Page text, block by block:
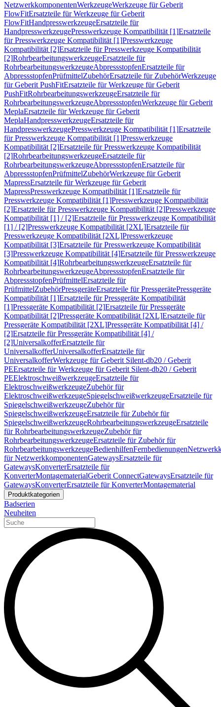
NetzwerkkomponentenWerkzeugeWerkzeuge für Geberit
FlowFitErsatzteile für Werkzeuge für Geberit
FlowFitHandpresswerkzeugeErsatzteile für
HandpresswerkzeugePresswerkzeuge Kompatibilität [1]Ersatzteile
für Presswerkzeuge Kompatibilität [1]Presswerkzeuge
Kompatibilität [2]Ersatzteile für Presswerkzeuge Kompatibilität
[2]RohrbearbeitungswerkzeugeErsatzteile für
RohrbearbeitungswerkzeugeAbpressstopfenErsatzteile für
AbpressstopfenPrüfmittelZubehörErsatzteile für ZubehörWerkzeuge
für Geberit PushFitErsatzteile für Werkzeuge für Geberit
PushFitRohrbearbeitungswerkzeugeErsatzteile für
RohrbearbeitungswerkzeugeAbpressstopfenWerkzeuge für Geberit
MeplaErsatzteile für Werkzeuge für Geberit
MeplaHandpresswerkzeugeErsatzteile für
HandpresswerkzeugePresswerkzeuge Kompatibilität [1]Ersatzteile
für Presswerkzeuge Kompatibilität [1]Presswerkzeuge
Kompatibilität [2]Ersatzteile für Presswerkzeuge Kompatibilität
[2]RohrbearbeitungswerkzeugeErsatzteile für
RohrbearbeitungswerkzeugeAbpressstopfenErsatzteile für
AbpressstopfenPrüfmittelZubehörWerkzeuge für Geberit
MapressErsatzteile für Werkzeuge für Geberit
MapressPresswerkzeuge Kompatibilität [1]Ersatzteile für
Presswerkzeuge Kompatibilität [1]Presswerkzeuge Kompatibilität
[2]Ersatzteile für Presswerkzeuge Kompatibilität [2]Presswerkzeuge
Kompatibilität [1] / [2]Ersatzteile für Presswerkzeuge Kompatibilität
[1] / [2]Presswerkzeuge Kompatibilität [2XL]Ersatzteile für
Presswerkzeuge Kompatibilität [2XL]Presswerkzeuge
Kompatibilität [3]Ersatzteile für Presswerkzeuge Kompatibilität
[3]Presswerkzeuge Kompatibilität [4]Ersatzteile für Presswerkzeuge
Kompatibilität [4]RohrbearbeitungswerkzeugeErsatzteile für
RohrbearbeitungswerkzeugeAbpressstopfenErsatzteile für
AbpressstopfenPrüfmittelErsatzteile für
PrüfmittelZubehörPressgeräteErsatzteile für PressgerätePressgeräte
Kompatibilität [1]Ersatzteile für Pressgeräte Kompatibilität
[1]Pressgeräte Kompatibilität [2]Ersatzteile für Pressgeräte
Kompatibilität [2]Pressgeräte Kompatibilität [2XL]Ersatzteile für
Pressgeräte Kompatibilität [2XL]Pressgeräte Kompatibilität [4] /
[2]Ersatzteile für Pressgeräte Kompatibilität [4] /
[2]UniversalkofferErsatzteile für
UniversalkofferUniversalkofferErsatzteile für
UniversalkofferWerkzeuge für Geberit Silent-db20 / Geberit
PEErsatzteile für Werkzeuge für Geberit Silent-db20 / Geberit
PEElektroschweißwerkzeugeErsatzteile für
ElektroschweißwerkzeugeZubehör für
ElektroschweißwerkzeugeSpiegelschweißwerkzeugeErsatzteile für
SpiegelschweißwerkzeugeZubehör für
SpiegelschweißwerkzeugeErsatzteile für Zubehör für
SpiegelschweißwerkzeugeRohrbearbeitungswerkzeugeErsatzteile
für RohrbearbeitungswerkzeugeZubehör für
RohrbearbeitungswerkzeugeErsatzteile für Zubehör für
RohrbearbeitungswerkzeugeBedienhilfenFernbedienungen
für NetzwerkkomponentenGatewaysErsatzteile für
GatewaysKonverterErsatzteile für
KonverterMontagematerialGeberit ConnectGatewaysErsatzteile für
GatewaysKonverterErsatzteile für KonverterMontagematerial
Produktkategorien
Badserien
Neuheiten